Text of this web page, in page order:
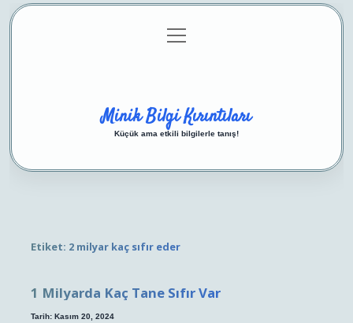
Gizlilik Politikası
menüyü
aç
Minik Bilgi Kırıntıları
Küçük ama etkili bilgilerle tanış!
Etiket: 2 milyar kaç sıfır eder
1 Milyarda Kaç Tane Sıfır Var
Tarih: Kasım 20, 2024